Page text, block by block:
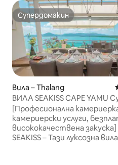
Супердомакин
Супердомакин
Вила – Thalang
ВИЛА SEAKISS CAPE YAMU Супер вила
с изглед към морето със
прислужница и иконом
[Професионална
камериерски услуги,
висококачествена
SEAKISS – Тази луксозна